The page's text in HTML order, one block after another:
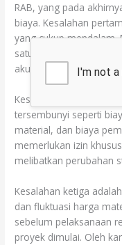
RAB, yang pada
biaya. Kesalahan
yang cukup
satu sumber saja dapat
akurat.
Kesalahan kedua
tersembunyi seperti
material, dan biaya
memerlukan izin
melibatkan perubahan
Kesalahan ketiga
dan fluktuasi harga
sebelum pelaksanaan
proyek dimulai. Oleh